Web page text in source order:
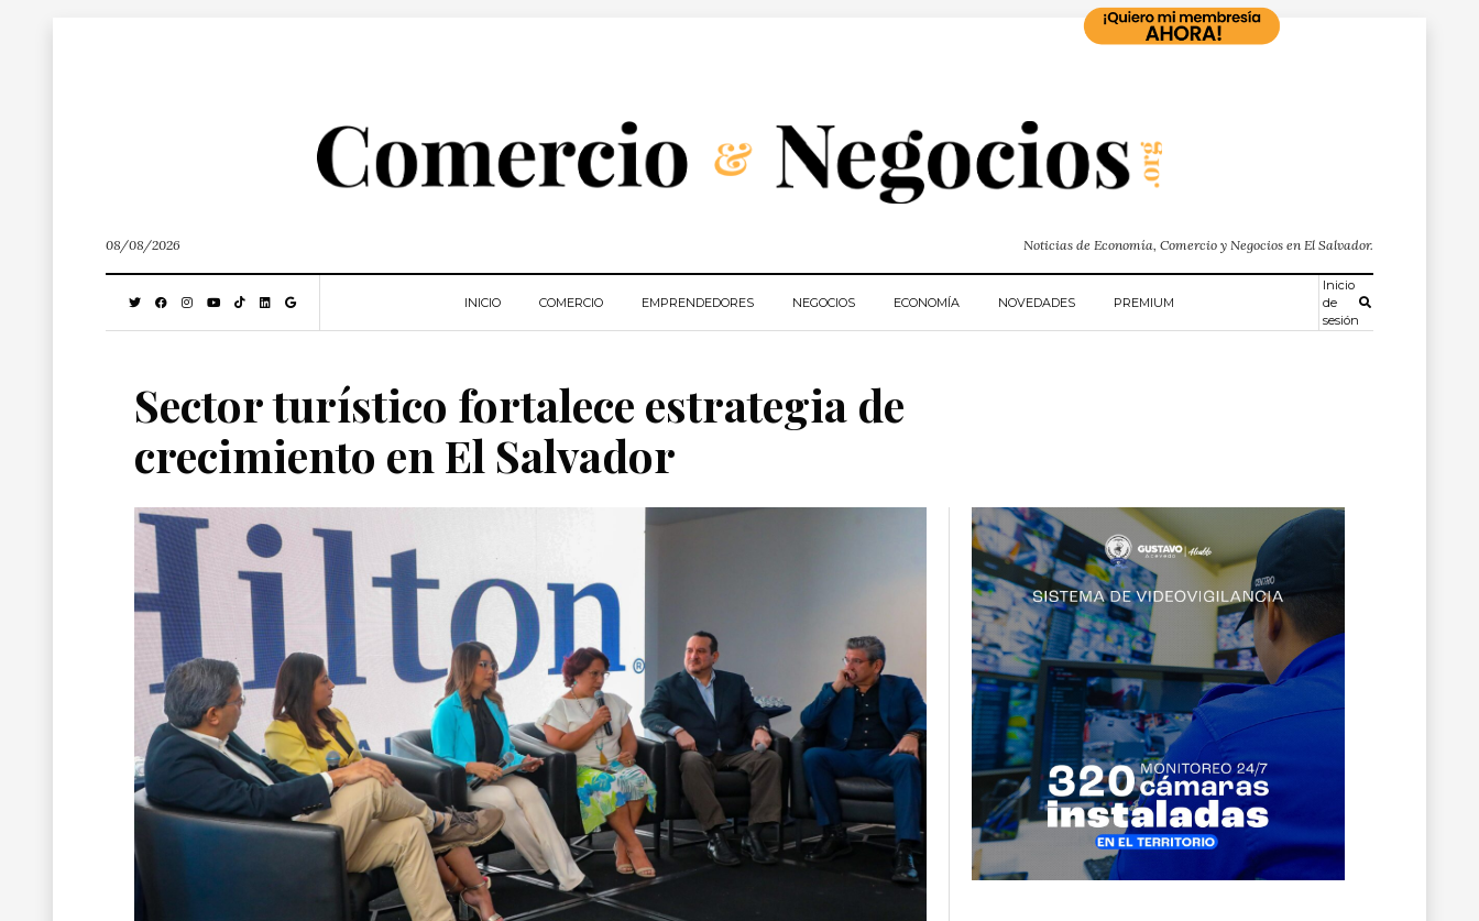
08/08/2026 Noticias de Economía, Comercio y Negocios en El Salvador.
INICIO COMERCIO EMPRENDEDORES NEGOCIOS ECONOMÍA NOVEDADES PREMIUM
Inicio
de
sesión
Sector turístico fortalece estrategia de
crecimiento en El Salvador